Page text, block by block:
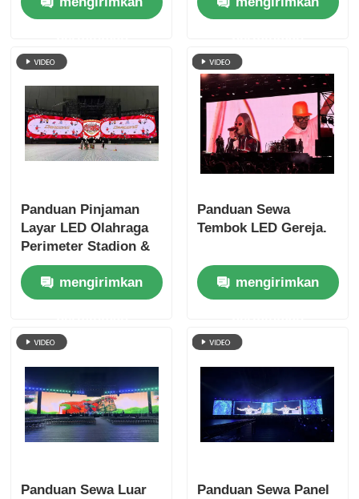
Panduan Pinjaman
Layar LED Olahraga
Perimeter Stadion &
Papan Skor
mengirimkan
Panduan Sewa
Tembok LED Gereja.
mengirimkan
Panduan Sewa Luar
Panduan Sewa Panel